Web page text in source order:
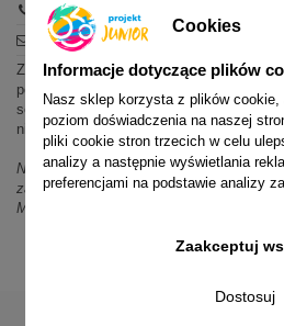
+48 600 779 897
sklep@projektjunior.pl
Zapraszamy do sklepu stacjonarnego:
poniedziałek - piątek: 11.00-19.00
sobota: 10.00-14.00
niedziela (każda): nieczynne
Nie odpowiadamy na wiadomości SMS.
zamówień i oferty prosimy o kontakt
Messenger.
Cookies
Informacje dotyczące plików
Nasz sklep korzysta z plików
poziom doświadczenia na naszej
pliki cookie stron trzecich w celu
analizy a następnie wyświetlania
preferencjami na podstawie analizy
Dostosuj
Zaakceptuj